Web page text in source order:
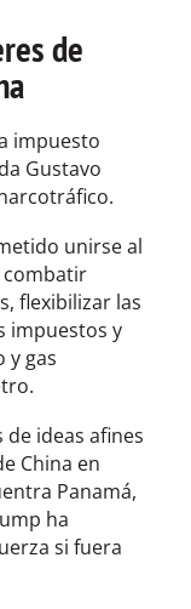
de
impuesto
Gustavo
unirse al
combatir
flexibilizar las
impuestos y
y gas
ideas afines
China en
Panamá,
ha
si fuera